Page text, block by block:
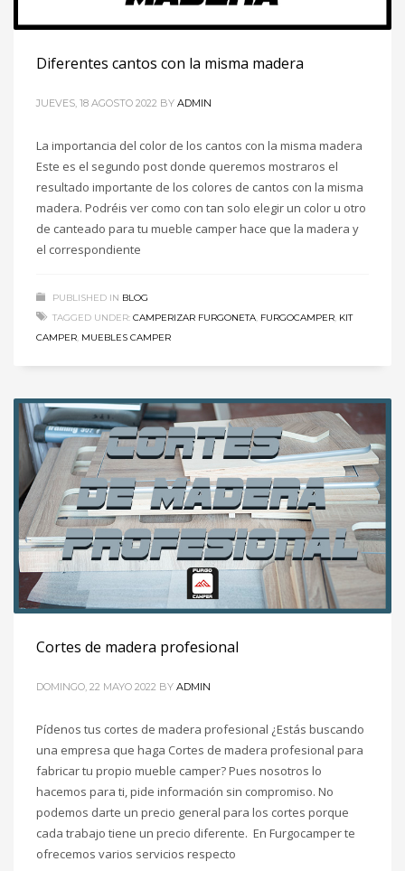
Diferentes cantos con la misma madera
JUEVES, 18 AGOSTO 2022 BY ADMIN
La importancia del color de los cantos con la misma madera
Este es el segundo post donde queremos mostraros el
resultado importante de los colores de cantos con la misma
madera. Podréis ver como con tan solo elegir un color u otro
de canteado para tu mueble camper hace que la madera y
el correspondiente
PUBLISHED IN BLOG
TAGGED UNDER: CAMPERIZAR FURGONETA, FURGOCAMPER, KIT
CAMPER, MUEBLES CAMPER
Cortes de madera profesional
DOMINGO, 22 MAYO 2022 BY ADMIN
Pídenos tus cortes de madera profesional ¿Estás buscando
una empresa que haga Cortes de madera profesional para
fabricar tu propio mueble camper? Pues nosotros lo
hacemos para ti, pide información sin compromiso. No
podemos darte un precio general para los cortes porque
cada trabajo tiene un precio diferente. En Furgocamper te
ofrecemos varios servicios respecto